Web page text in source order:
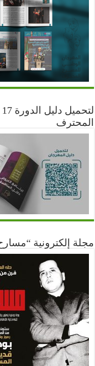
المحترف
مجلة إلكترونية “مسارح” أكتوبر